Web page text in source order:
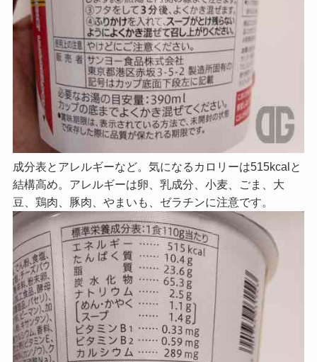
成分表とアレルギーなど。気になるカロリーは515kcalと
結構高め。アレルギーは卵、乳成分、小麦、ごま、大
豆、鶏肉、豚肉、やまいも、ゼラチンに注意です。